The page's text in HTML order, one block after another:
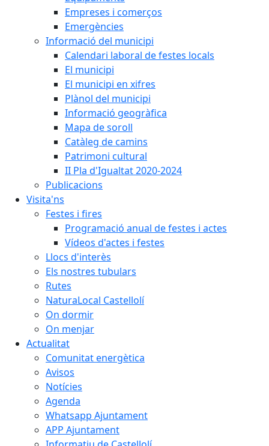
Empreses i comerços
Emergències
Informació del municipi
Calendari laboral de festes locals
El municipi
El municipi en xifres
Plànol del municipi
Informació geogràfica
Mapa de soroll
Catàleg de camins
Patrimoni cultural
II Pla d'Igualtat 2020-2024
Publicacions
Visita'ns
Festes i fires
Programació anual de festes i actes
Vídeos d'actes i festes
Llocs d'interès
Els nostres tubulars
Rutes
NaturaLocal Castellolí
On dormir
On menjar
Actualitat
Comunitat energètica
Avisos
Notícies
Agenda
Whatsapp Ajuntament
APP Ajuntament